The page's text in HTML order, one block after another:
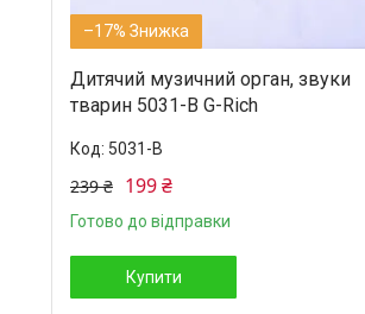
–17%
Дитячий музичний орган, звуки
тварин 5031-B G-Rich
5031-B
239 ₴ 199 ₴
Готово до відправки
Купити